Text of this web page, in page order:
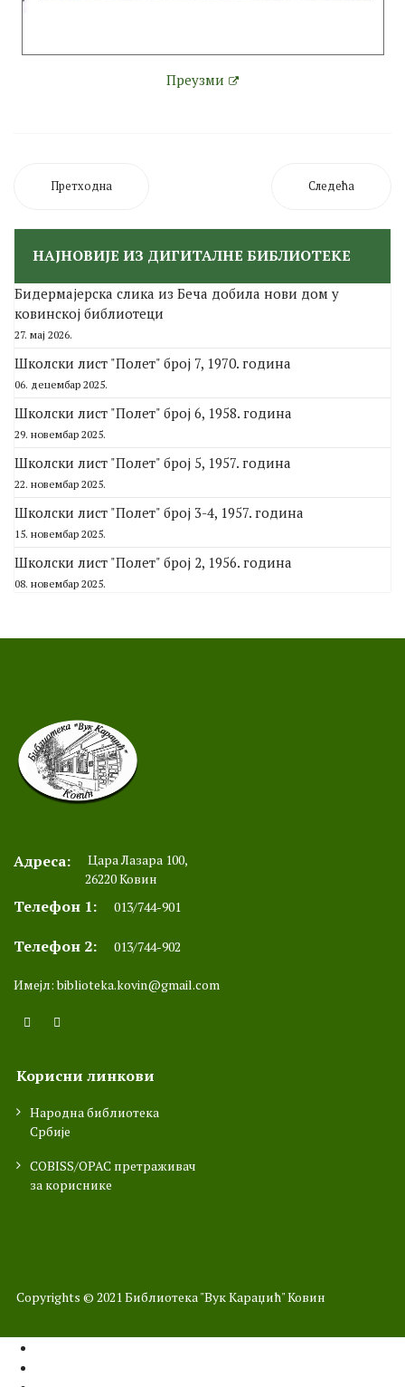
Преузми
Претходна Следећа
НАЈНОВИЈЕ ИЗ ДИГИТАЛНЕ БИБЛИОТЕКЕ
Бидермајерска слика из Беча добила нови дом у
ковинској библиотеци
27. мај 2026.
Школски лист "Полет" број 7, 1970. година
06. децембар 2025.
Школски лист "Полет" број 6, 1958. година
29. новембар 2025.
Школски лист "Полет" број 5, 1957. година
22. новембар 2025.
Школски лист "Полет" број 3-4, 1957. година
15. новембар 2025.
Школски лист "Полет" број 2, 1956. година
08. новембар 2025.
Адреса:
Цара Лазара 100,
26220 Ковин
Телефон 1: 013/744-901
Телефон 2: 013/744-902
Имејл: biblioteka.kovin@gmail.com
Корисни линкови
Народна библиотека
Србије
COBISS/OPAC претраживач
за кориснике
Copyrights © 2021 Библиотекa "Вук Караџић" Ковин